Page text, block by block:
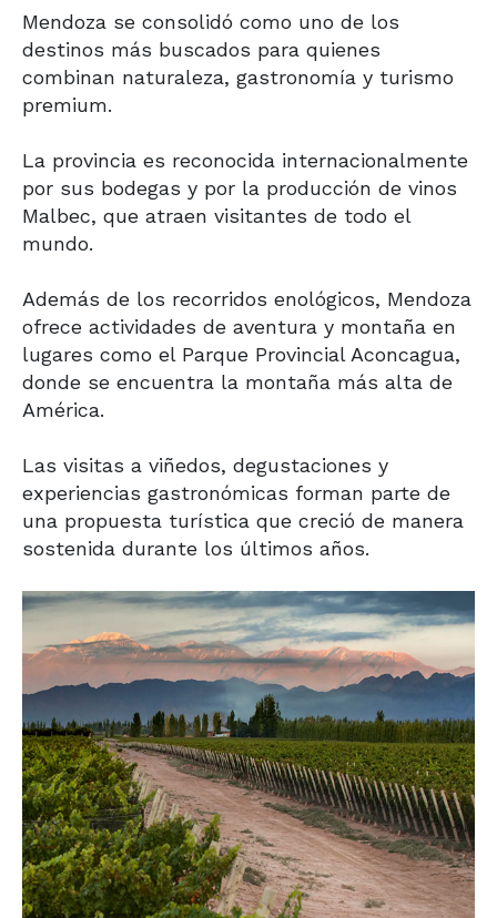
Mendoza se consolidó como uno de los
destinos más buscados para quienes
combinan naturaleza, gastronomía y turismo
premium.
La provincia es reconocida internacionalmente
por sus bodegas y por la producción de vinos
Malbec, que atraen visitantes de todo el
mundo.
Además de los recorridos enológicos, Mendoza
ofrece actividades de aventura y montaña en
lugares como el Parque Provincial Aconcagua,
donde se encuentra la montaña más alta de
América.
Las visitas a viñedos, degustaciones y
experiencias gastronómicas forman parte de
una propuesta turística que creció de manera
sostenida durante los últimos años.